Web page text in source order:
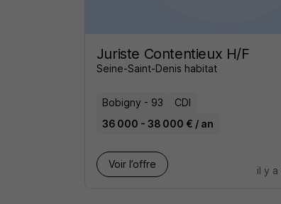
Juriste Contentieux H/F
Seine-Saint-Denis habitat
Bobigny - 93
CDI
36 000 - 38 000 € / an
Voir l’offre
il y a